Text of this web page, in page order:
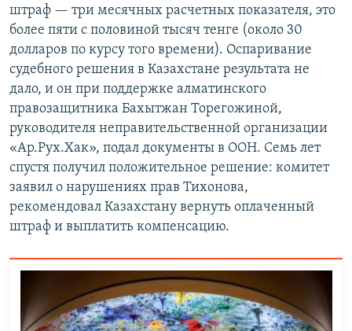
штраф — три месячных расчетных показателя, это
более пяти с половиной тысяч тенге (около 30
долларов по курсу того времени). Оспаривание
судебного решения в Казахстане результата не
дало, и он при поддержке алматинского
правозащитника Бахытжан Торегожиной,
руководителя неправительственной организации
«Ар.Рух.Хак», подал документы в ООН. Семь лет
спустя получил положительное решение: комитет
заявил о нарушениях прав Тихонова,
рекомендовал Казахстану вернуть оплаченный
штраф и выплатить компенсацию.